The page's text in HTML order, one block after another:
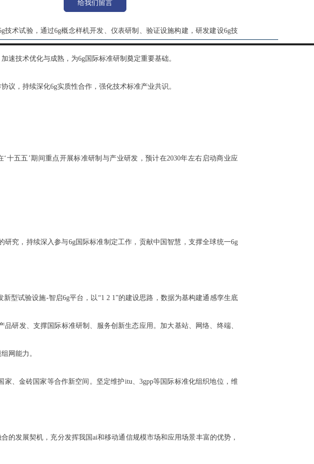
术试验，通过6g概念样机开发、仪表研制、验证设施构建，研发建设6g技
速技术优化与成熟，为6g国际标准研制奠定重要基础。
议，持续深化6g实质性合作，强化技术标准产业共识。
‘十五五’期间重点开展标准研制与产业研发，预计在2030年左右启动商业应
究，持续深入参与6g国际标准制定工作，贡献中国智慧，支撑全球统一6g
型试验设施-智启6g平台，以“1 2 1”的建设思路，数据为基构建通感孪生底
研发、支撑国际标准研制、服务创新生态应用。加大基站、网络、终端、
网能力。
、金砖国家等合作新空间。坚定维护itu、3gpp等国际标准化组织地位，维
的发展契机，充分发挥我国ai和移动通信规模市场和应用场景丰富的优势，
给我们留言